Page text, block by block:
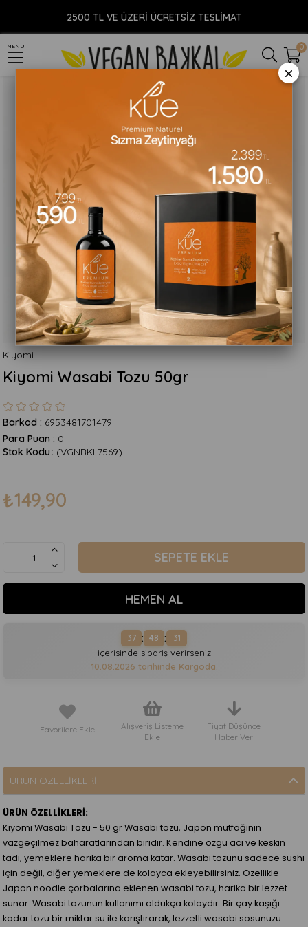
2500 TL VE ÜZERİ ÜCRETSİZ TESLİMAT
MENU 0
Çin Market Kiyomi Wasabi Tozu 50gr
Kiyomi
Kiyomi Wasabi Tozu 50gr
Barkod : 6953481701479
Para Puan : 0
(VGNBKL7569)
Stok Kodu
₺149,90
37 : 48 : 31
içerisinde sipariş verirseniz
10.08.2026 tarihinde Kargoda.
Favorilere Ekle
Alışveriş Listeme
Ekle
Fiyat Düşünce
Haber Ver
ÜRÜN ÖZELLIKLERI
ÜRÜN ÖZELLİKLERİ:
Kiyomi Wasabi Tozu - 50 gr Wasabi tozu, Japon mutfağının
vazgeçilmez baharatlarından biridir. Kendine özgü acı ve keskin
tadı, yemeklere harika bir aroma katar. Wasabi tozunu sadece sushi
için değil, diğer yemeklere de kolayca ekleyebilirsiniz. Özellikle
Japon noodle çorbalarına eklenen wasabi tozu, harika bir lezzet
sunar. Wasabi tozunun kullanımı oldukça kolaydır. Bir çay kaşığı
kadar tozu bir miktar su ile karıştırarak, lezzetli wasabi sosunuzu
×